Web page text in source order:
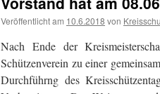
Veröffentlicht am 10.6.2018 von
Nach Ende der
Schützenverein zu einer
Durchführng des